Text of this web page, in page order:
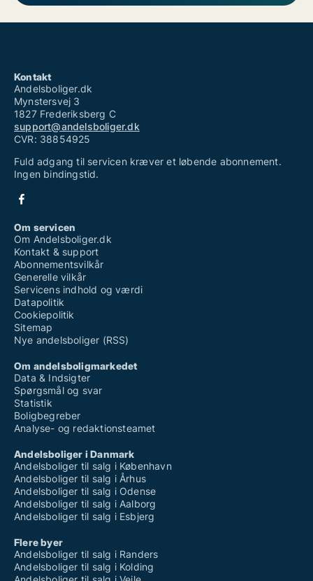
Kontakt
Andelsboliger.dk
Mynstersvej 3
1827 Frederiksberg C
support@andelsboliger.dk
CVR: 38854925
Fuld adgang til servicen kræver et løbende abonnement.
Ingen bindingstid.
Om servicen
Om Andelsboliger.dk
Kontakt & support
Abonnementsvilkår
Generelle vilkår
Servicens indhold og værdi
Datapolitik
Cookiepolitik
Sitemap
Nye andelsboliger (RSS)
Om andelsboligmarkedet
Data & Indsigter
Spørgsmål og svar
Statistik
Boligbegreber
Analyse- og redaktionsteamet
Andelsboliger i Danmark
Andelsboliger til salg i København
Andelsboliger til salg i Århus
Andelsboliger til salg i Odense
Andelsboliger til salg i Aalborg
Andelsboliger til salg i Esbjerg
Flere byer
Andelsboliger til salg i Randers
Andelsboliger til salg i Kolding